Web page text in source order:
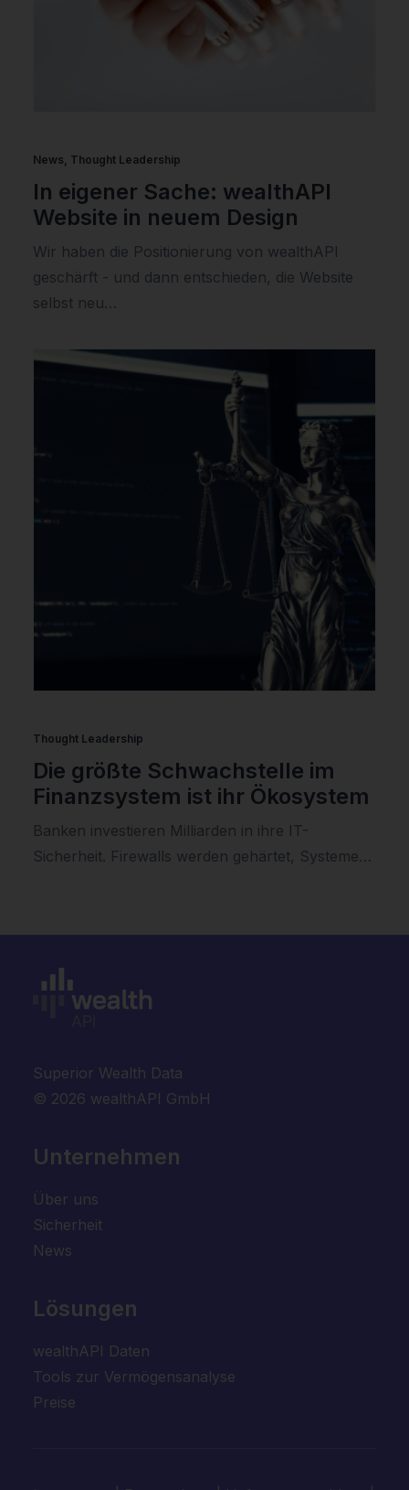
News, Thought Leadership
In eigener Sache: wealthAPI
Website in neuem Design
Wir haben die Positionierung von wealthAPI
geschärft - und dann entschieden, die Website
selbst neu…
Thought Leadership
Die größte Schwachstelle im
Finanzsystem ist ihr Ökosystem
Banken investieren Milliarden in ihre IT-
Sicherheit. Firewalls werden gehärtet, Systeme…
Superior Wealth Data
© 2026 wealthAPI GmbH
Unternehmen
Über uns
Sicherheit
News
Lösungen
wealthAPI Daten
Tools zur Vermögensanalyse
Preise